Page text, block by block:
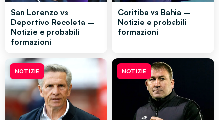
San Lorenzo vs
Deportivo Recoleta –
Notizie e probabili
formazioni
Coritiba vs Bahia –
Notizie e probabili
formazioni
NOTIZIE NOTIZIE